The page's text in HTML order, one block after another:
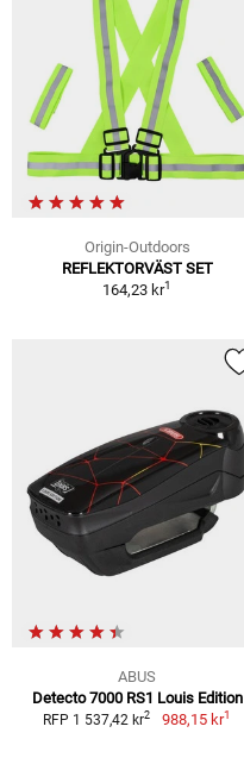
Origin-Outdoors
REFLEKTORVÄST SET
164,23 kr1
ABUS
Detecto 7000 RS1 Louis Edition
RFP 1 537,42 kr2 988,15 kr1